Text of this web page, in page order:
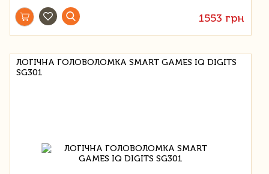
1553 грн
ЛОГІЧНА ГОЛОВОЛОМКА SMART GAMES IQ DIGITS
SG301